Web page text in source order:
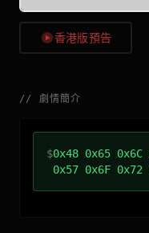
香港版預告
// 劇情簡介
$0x48 0x65 0x6C
0x57 0x6F 0x72